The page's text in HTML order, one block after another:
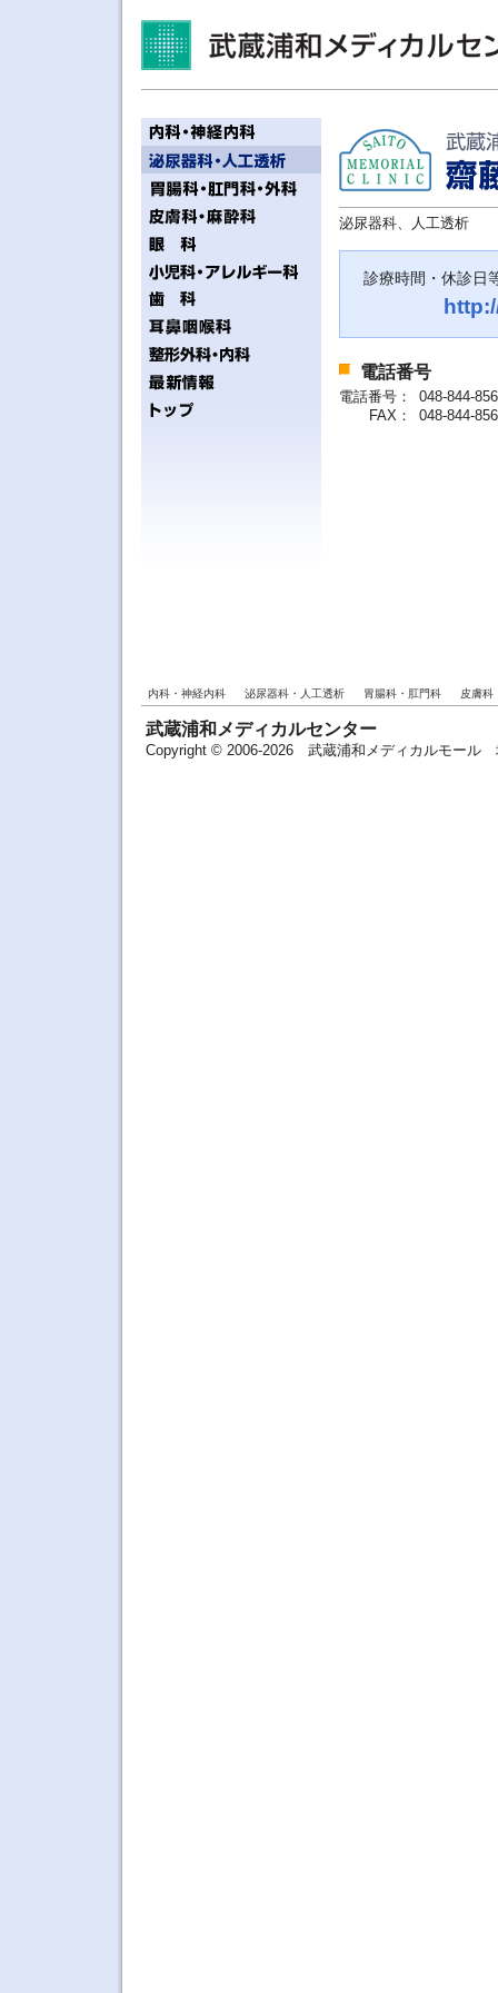
泌尿器科、人工透析
診療時間・休診日
電話番号
電話番号：
048-844-
FAX：
048-844-
内科・神経内科 泌尿器科・人工透析 胃腸科・肛門科 皮膚科
武蔵浦和メディカルセンター
Copyright © 2006-2026 武蔵浦和メディカルモール